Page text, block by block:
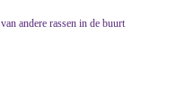
andere rassen in de buurt